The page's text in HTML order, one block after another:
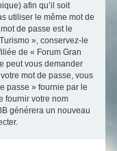
afin qu’il soit
utiliser le même mot de
de passe est le
», conservez-le
de « Forum Gran
peut vous demander
mot de passe, vous
passe » fournie par le
fournir votre nom
générera un nouveau